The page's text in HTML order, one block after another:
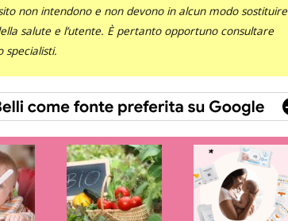
non intendono e non devono in alcun modo sostituire
salute e l’utente. È pertanto opportuno consultare